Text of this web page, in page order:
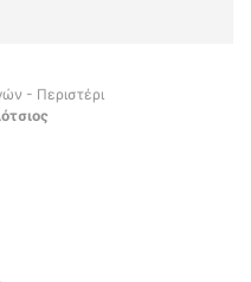
- Περιστέρι